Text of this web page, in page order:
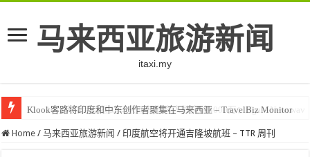
马来西亚旅游新闻
itaxi.my
F1、10月大型活动推动马来西亚游客人数突破4000万：Nga – Newswav
Klook客路将印度和中东创作者聚集在马来西亚 – TravelBiz Monitor
Home / 马来西亚旅游新闻 / 印度航空将开通吉隆坡航班 – TTR 周刊